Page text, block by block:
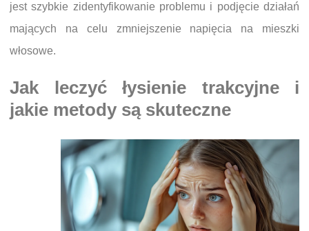
jest szybkie zidentyfikowanie problemu i podjęcie działań
mających na celu zmniejszenie napięcia na mieszki
włosowe.
Jak leczyć łysienie trakcyjne i
jakie metody są skuteczne